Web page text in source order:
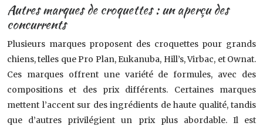
Autres marques de croquettes : un aperçu des
concurrents
Plusieurs marques proposent des croquettes pour grands
chiens, telles que Pro Plan, Eukanuba, Hill’s, Virbac, et Ownat.
Ces marques offrent une variété de formules, avec des
compositions et des prix différents. Certaines marques
mettent l’accent sur des ingrédients de haute qualité, tandis
que d’autres privilégient un prix plus abordable. Il est